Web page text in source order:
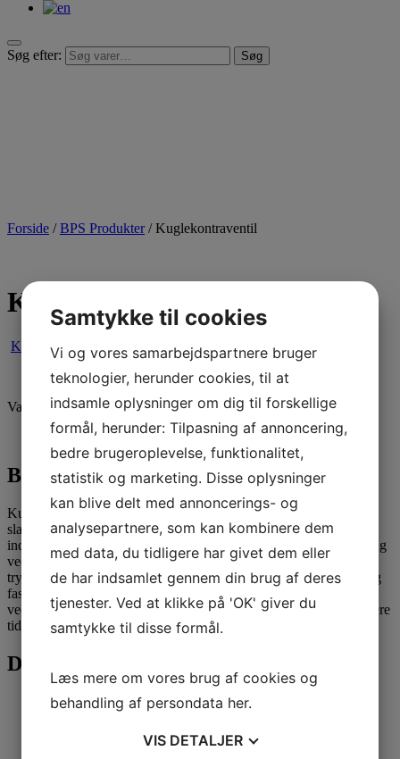
Søg efter: Søg
Forside /BPS Produkter / Kuglekontraventil
Kuglekontraventil
Kuglekontraventil
Varenummer (SKU):1d Varekategori:BPS Produkter
Beskrivelse
Beskrivelse
Kuglekontraventil er velegnet til vand, spildevand og medier med
slam. Kuglekontraventilen er udført i syrefast stål AISI 316 med
indvendigt gevind. Den har et drejet sæde, der giver en god tætning
ved lave differenstryk. Fuldt gennemløb sikrer fuldt flow og lavt
tryktab, hvilket også eliminerer risikoen for, at urenheder sætter sig
fast på kuglen. Tåler mere aggressive miljøer. Ventilen er
vedligeholdelsesfri, men det anbefales, at skifte kuglen efter længere
tids forbrug i rørsystemet.
Du kunne også være interesseret i...
Samtykke til cookies
Vi og vores samarbejdspartnere bruger
teknologier, herunder cookies, til at
indsamle oplysninger om dig til forskellige
formål, herunder: Tilpasning af annoncering,
bedre brugeroplevelse, funktionalitet,
statistik og marketing. Disse oplysninger
kan blive delt med annoncerings- og
analysepartnere, som kan kombinere dem
med data, du tidligere har givet dem eller
de har indsamlet gennem din brug af deres
tjenester. Ved at klikke på 'OK' giver du
samtykke til disse formål.
Læs mere om vores brug af cookies og
behandling af persondata her.
VIS DETALJER